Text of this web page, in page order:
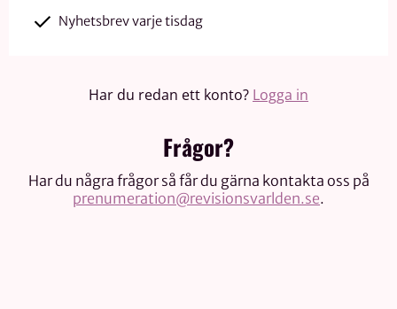
Nyhetsbrev varje tisdag
Har du redan ett konto? Logga in
Frågor?
Har du några frågor så får du gärna kontakta oss på
prenumeration@revisionsvarlden.se.